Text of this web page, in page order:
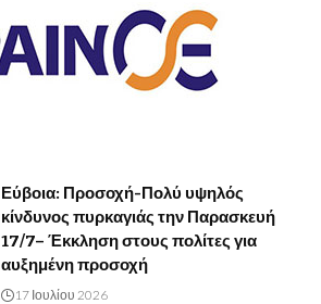
Εύβοια: Προσοχή-Πολύ υψηλός
κίνδυνος πυρκαγιάς την Παρασκευή
17/7– Έκκληση στους πολίτες για
αυξημένη προσοχή
17 Ιουλίου 2026